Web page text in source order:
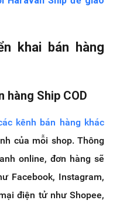
khai bán hàng
hàng Ship COD
kênh bán hàng khác
của mỗi shop. Thông
online, đơn hàng sẽ
Facebook, Instagram,
điện tử như Shopee,